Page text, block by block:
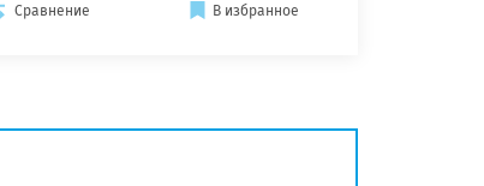
Сравнение В избранное